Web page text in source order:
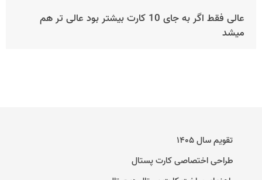
عالی فقط اگر به جای 10 کارت بیشتر بود عالی تر هم
میشد
تقویم سال ۱۴۰۵
طراحی اختصاصی کارت پستال